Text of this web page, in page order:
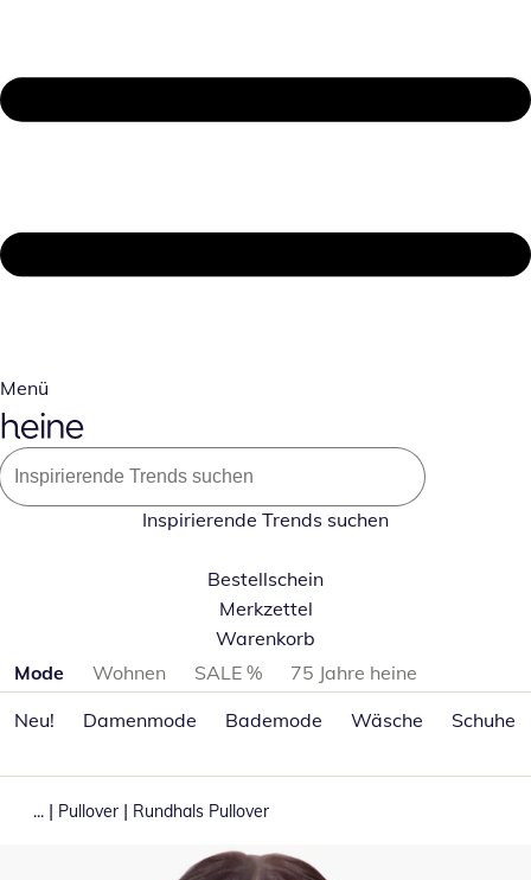
Menü
Inspirierende Trends suchen
Bestellschein
Merkzettel
Warenkorb
Produktkategorien überspringen
Mode Wohnen SALE %
75 Jahre heine
Neu!
Damenmode Bademode Wäsche Schuhe
... | Pullover | Rundhals Pullover